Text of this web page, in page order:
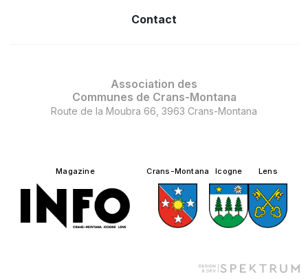
Contact
Association des
Communes de Crans-Montana
Route de la Moubra 66, 3963 Crans-Montana
Magazine Crans-Montana Icogne Lens